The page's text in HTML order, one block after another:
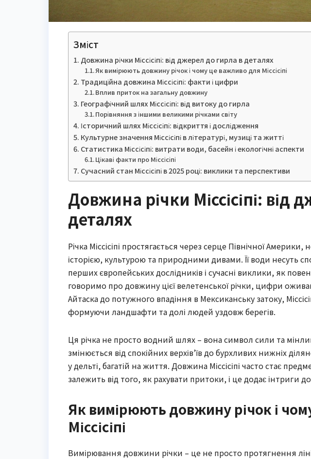
Зміст
Довжина річки Міссісіпі: від джерел до гирла в деталях
Як вимірюють довжину річок і чому це важливо для Міссісіпі
Традиційна довжина Міссісіпі: факти і цифри
Вплив приток на загальну довжину
Географічний шлях Міссісіпі: від витоку до гирла
Порівняння з іншими великими річками світу
Історичний шлях Міссісіпі: відкриття і дослідження
Культурне значення Міссісіпі в літературі, музиці та житті
Статистика Міссісіпі: витрати води, басейн і екологічні аспекти
Цікаві факти про Міссісіпі
Сучасний стан Міссісіпі в 2025 році: виклики та перспективи
Довжина річки Міссісіпі: від
деталях
Річка Міссісіпі простягається через серце Північної
історією, культурою та природними дивами. Її води несуть
перших європейських дослідників і сучасні виклики, як
говоримо про довжину цієї велетенської річки, цифри
Айтаска до потужного впадіння в Мексиканську затоку,
формуючи ландшафти та долі людей уздовж берегів.
Ця річка не просто водний шлях – вона символ сили та
змінюється від спокійних верхів’їв до бурхливих нижніх
у дельті, багатій на життя. Довжина Міссісіпі часто стає
залежить від того, як рахувати притоки, і це додає інтриги до
Як вимірюють довжину річок і
Міссісіпі
Вимірювання довжини річки – це не просто протягнення